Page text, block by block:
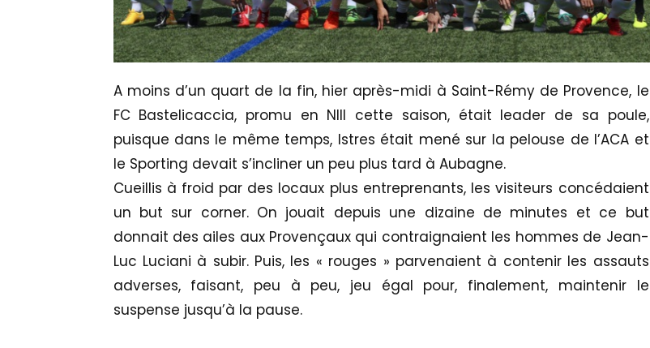
A moins d’un quart de la fin, hier après-midi à Saint-Rémy de Provence, le
FC Bastelicaccia, promu en NIII cette saison, était leader de sa poule,
puisque dans le même temps, Istres était mené sur la pelouse de l’ACA et
le Sporting devait s’incliner un peu plus tard à Aubagne.
Cueillis à froid par des locaux plus entreprenants, les visiteurs concédaient
un but sur corner. On jouait depuis une dizaine de minutes et ce but
donnait des ailes aux Provençaux qui contraignaient les hommes de Jean-
Luc Luciani à subir. Puis, les « rouges » parvenaient à contenir les assauts
adverses, faisant, peu à peu, jeu égal pour, finalement, maintenir le
suspense jusqu’à la pause.